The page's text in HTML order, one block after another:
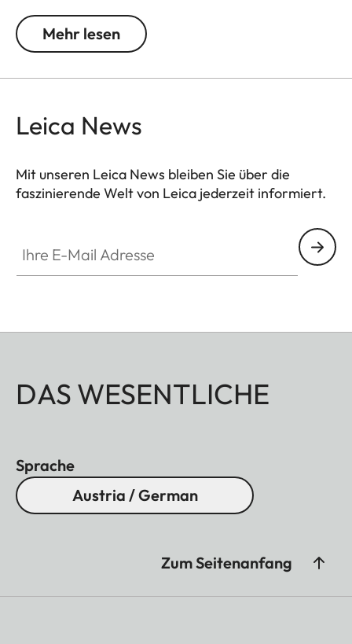
Grautonumsetzung wird die Filterfarbe in
Aufnahmen heller, die Komplementärfarbe
Reflexe und sorgt für eine hohe Transmission ohne
Mehr lesen
Leica News
Mit unseren Leica News bleiben Sie über die
faszinierende Welt von Leica jederzeit informiert.
DAS WESENTLICHE
Sprache
Austria / German
Zum Seitenanfang